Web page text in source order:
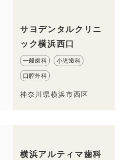
サヨデンタルクリニ
ック横浜西口
一般歯科 小児歯科
口腔外科
神奈川県横浜市西区
横浜アルティマ歯科